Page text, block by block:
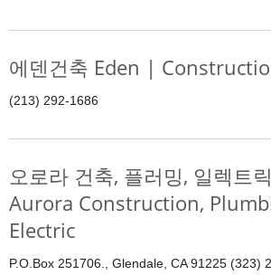
에덴건축 Eden |
(213) 292-1686
오로라 건축, 플러밍, 일렉트
Aurora Construction,
Electric
P.O.Box 251706., Glendale, CA 91225 (323)